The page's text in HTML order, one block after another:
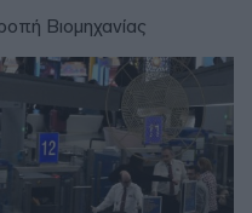
Βιομηχανίας